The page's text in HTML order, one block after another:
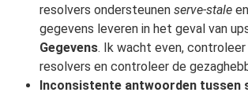
resolvers ondersteunen serve-stale
gegevens leveren in het geval van
Gegevens. Ik wacht even,
resolvers en controleer de
Inconsistente antwoorden tussen